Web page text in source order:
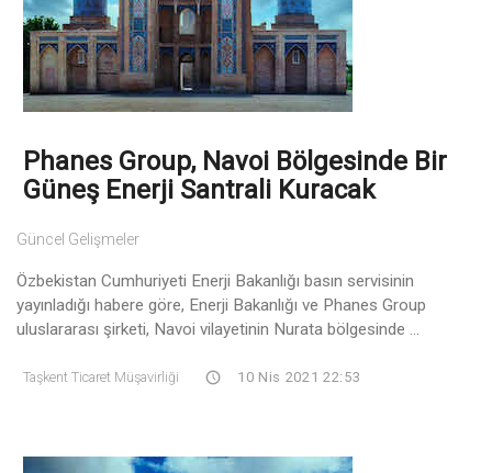
Phanes Group, Navoi Bölgesinde Bir
Güneş Enerji Santrali Kuracak
Güncel Gelişmeler
Özbekistan Cumhuriyeti Enerji Bakanlığı basın servisinin
yayınladığı habere göre, Enerji Bakanlığı ve Phanes Group
uluslararası şirketi, Navoi vilayetinin Nurata bölgesinde ...
Taşkent Ticaret Müşavirliği 10 Nis 2021 22:53